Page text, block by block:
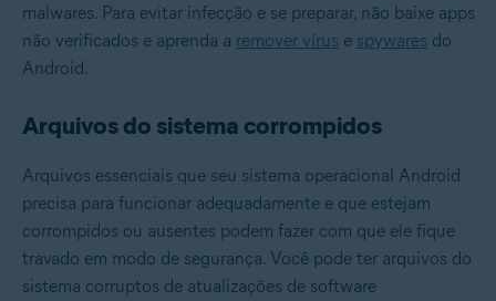
malwares. Para evitar infecção e se preparar, não baixe apps
não verificados e aprenda a remover vírus e spywares do
Android.
Arquivos do sistema corrompidos
Arquivos essenciais que seu sistema operacional Android
precisa para funcionar adequadamente e que estejam
corrompidos ou ausentes podem fazer com que ele fique
travado em modo de segurança. Você pode ter arquivos do
sistema corruptos de atualizações de software